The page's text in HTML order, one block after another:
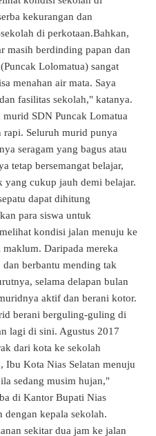
kekurangan dan
di perkotaan.Bahkan,
masih berdinding papan dan
Lolomatua) sangat
menahan air mata. Saya
dan fasilitas sekolah," katanya.
SDN Puncak Lomatua
rapi. Seluruh murid punya
seragam yang bagus atau
tetap bersemangat belajar,
yang cukup jauh demi belajar.
dapat dihitung
para siswa untuk
kondisi jalan menuju ke
Daripada mereka
berbantu mending tak
selama delapan bulan
aktif dan berani kotor.
berani berguling-guling di
lagi di sini. Agustus 2017
dari kota ke sekolah
Ibu Kota Nias Selatan menuju
sedang musim hujan,"
di Kantor Bupati Nias
dengan kepala sekolah.
sekitar dua jam ke jalan